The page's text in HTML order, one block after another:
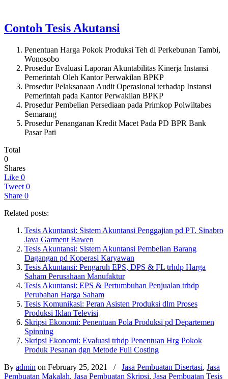
Contoh Tesis Akutansi
Penentuan Harga Pokok Produksi Teh di Perkebunan Tambi,
Wonosobo
Prosedur Evaluasi Laporan Akuntabilitas Kinerja Instansi
Pemerintah Oleh Kantor Perwakilan BPKP
Prosedur Pelaksanaan Audit Operasional terhadap Instansi
Pemerintah pada Kantor Perwakilan BPKP
Prosedur Pembelian Persediaan pada Primkop Polwiltabes
Semarang
Prosedur Penanganan Kredit Macet Pada PD BPR Bank
Pasar Pati
Total
0
Shares
Like 0
Tweet 0
Share 0
Related posts:
Tesis Akuntansi: Sistem Akuntansi Penggajian pd PT. Sinabro
Java Garment Bawen
Tesis Akuntansi: Sistem Akuntansi Pembelian Barang
Dagangan pd Koperasi Karyawan
Tesis Akuntansi: Pengaruh EPS, DPS & FL trhdp Harga
Saham Perusahaan Manufaktur
Tesis Akuntansi: EPS & Pertumbuhan Penjualan trhdp
Perubahan Harga Saham
Tesis Komunikasi: Peran Asisten Produksi dlm Proses
Produksi Iklan Televisi
Skripsi Ekonomi: Penentuan Pola Produksi pd Departemen
Spinning
Skripsi Ekonomi: Evaluasi trhdp Penentuan Hrg Pokok
Produk Pesanan dgn Metode Full Costing
By admin on February 25, 2021 / Jasa Pembuatan Disertasi, Jasa
Pembuatan Makalah, Jasa Pembuatan Skripsi, Jasa Pembuatan Tesis